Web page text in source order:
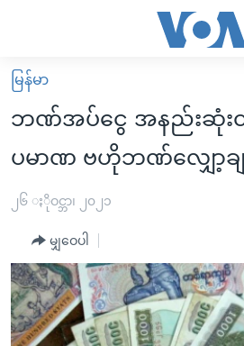
လွယ်ကူ
စေ
များ
အကြောင်းအရာ
သို့
ကျော်
ကြည့်
မူလစာမျက်နှာ
မြန်မာ
ကမ္ဘာ့သတင်းများ
နိုင်ငံတကာ
အစ္စရေး-ပါလက်စတိုင်း
ဗွီဒီယို
ရပ်ဝန်းတခု လမ်းတခု အလွန်
အင်္ဂလိပ်စာလေ့လာမယ်
အမေရိကန်သုံးအီဒီယံ
အပတ်စဉ်ကဏ္ဍများ
မြန်မာ
ဘဏ်အပ်ငွေ အနည်းဆုံး
ပမာဏ ဗဟိုဘဏ်လျှော့
၂၆ ႏိုဝင္ဘာ၊ ၂၀၂၁
မျှဝေပါ